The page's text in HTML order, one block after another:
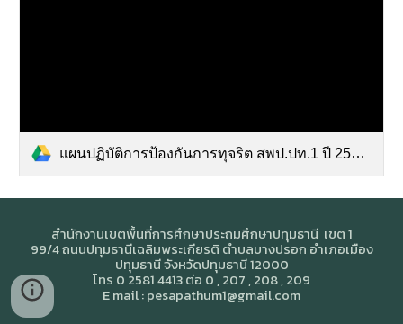
แผนปฏิบัติการป้องกันการทุจริต สพป.ปท.1 ปี 2564.pdf
สำนักงานเขตพื้นที่การศึกษาประถมศึกษาปทุมธานี เขต 1
99/4 ถนนปทุมธานีเฉลิมพระเกียรติ ตำบลบางปรอก อำเภอเมือง
ปทุมธานี จังหวัดปทุมธานี 12000
โทร 0 2581 4413 ต่อ 0 , 207 , 208 , 209
E mail : pesapathum1@gmail.com